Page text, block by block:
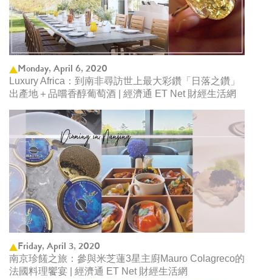
Monday, April 6, 2020
Luxury Africa：到南非尋訪世上最大彩鑽「日落之鑽」
出產地＋品嚐香醇葡萄酒 | 經濟通 ET Net 財經生活網
Friday, April 3, 2020
南京珍饈之旅：參與米芝蓮3星主廚Mauro Colagreco的
法國料理饗宴 | 經濟通 ET Net 財經生活網